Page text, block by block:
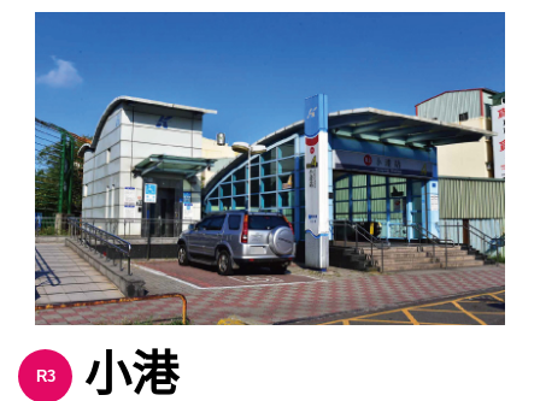
R3 小港